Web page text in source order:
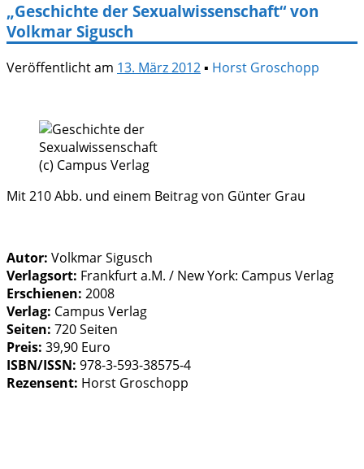
„Geschichte der Sexualwissenschaft“ von
Volkmar Sigusch
Veröffentlicht am 13. März 2012▪ Horst Groschopp
(c) Campus Verlag
Mit 210 Abb. und einem Beitrag von Günter Grau
Autor: Volkmar Sigusch
Verlagsort: Frankfurt a.M. / New York: Campus Verlag
Erschienen: 2008
Verlag: Campus Verlag
Seiten: 720 Seiten
Preis: 39,90 Euro
ISBN/ISSN: 978-3-593-38575-4
Rezensent: Horst Groschopp